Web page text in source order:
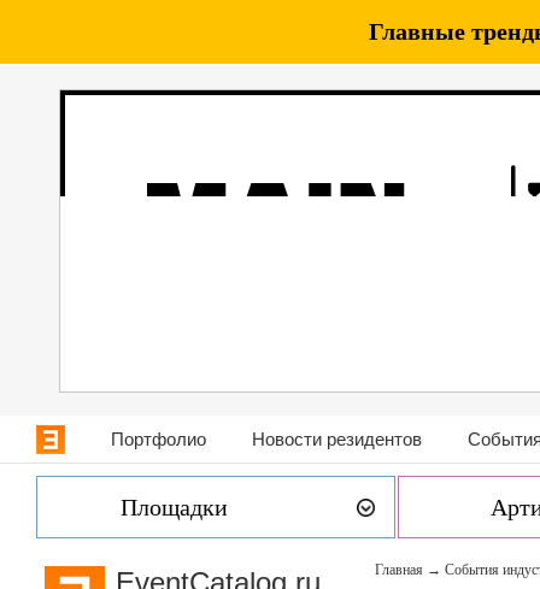
Главные
Портфолио Новости резидентов
Площадки
EventCatalog.ru Главная → События